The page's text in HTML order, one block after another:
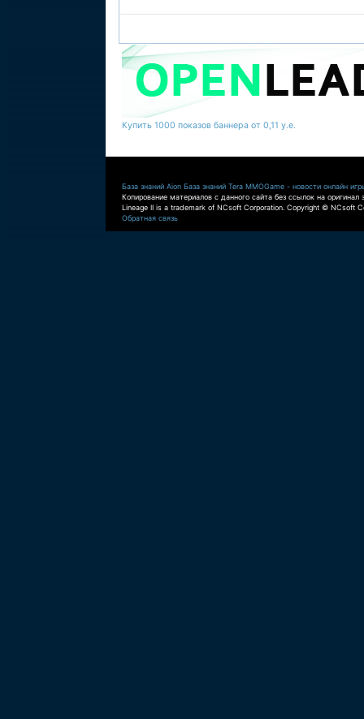
Купить 1000 показов баннера от 0,11 у.е.
База знаний Aion База знаний Tera MMOGame - новости онлайн
Копирование материалов с данного сайта без ссылок на оригинал
Lineage II is a trademark of NCsoft Corporation. Copyright © NCsoft
Обратная связь